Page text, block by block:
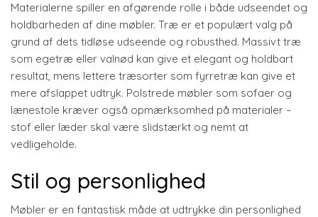
Materialerne spiller en afgørende rolle i både udseendet og
holdbarheden af dine møbler. Træ er et populært valg på
grund af dets tidløse udseende og robusthed. Massivt træ
som egetræ eller valnød kan give et elegant og holdbart
resultat, mens lettere træsorter som fyrretræ kan give et
mere afslappet udtryk. Polstrede møbler som sofaer og
lænestole kræver også opmærksomhed på materialer –
stof eller læder skal være slidstærkt og nemt at
vedligeholde.
Stil og personlighed
Møbler er en fantastisk måde at udtrykke din personlighed